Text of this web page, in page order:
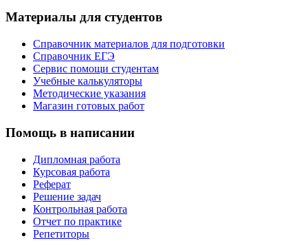
Материалы для студентов
Справочник материалов для подготовки
Справочник ЕГЭ
Сервис помощи студентам
Учебные калькуляторы
Методические указания
Магазин готовых работ
Помощь в написании
Дипломная работа
Курсовая работа
Реферат
Решение задач
Контрольная работа
Отчет по практике
Репетиторы